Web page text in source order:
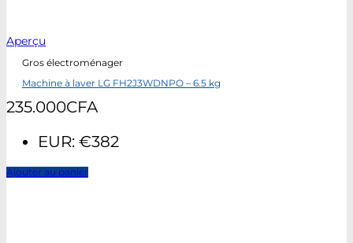
Aperçu
Gros électroménager
Machine à laver LG FH2J3WDNPO – 6.5 kg
235.000CFA
EUR: €382
Ajouter au panier